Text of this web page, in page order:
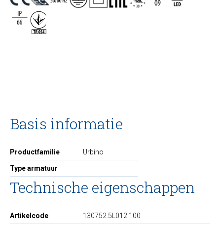
Basis informatie
Productfamilie Urbino
Type armatuur
Technische eigenschappen
Artikelcode 130752.5L012.100